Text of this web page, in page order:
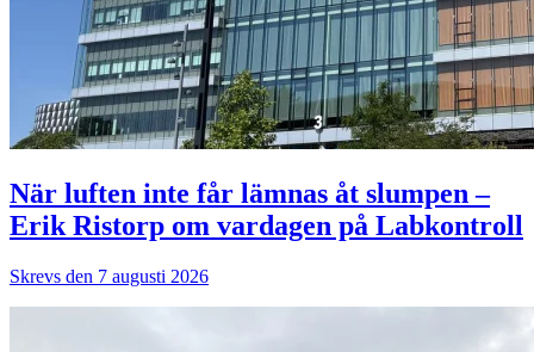
När luften inte får lämnas åt slumpen –
Erik Ristorp om vardagen på Labkontroll
Skrevs den 7 augusti 2026